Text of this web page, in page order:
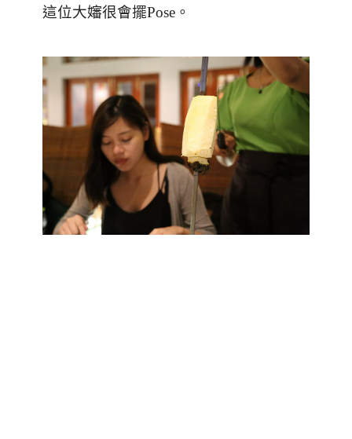
這位大嬸很會擺Pose。